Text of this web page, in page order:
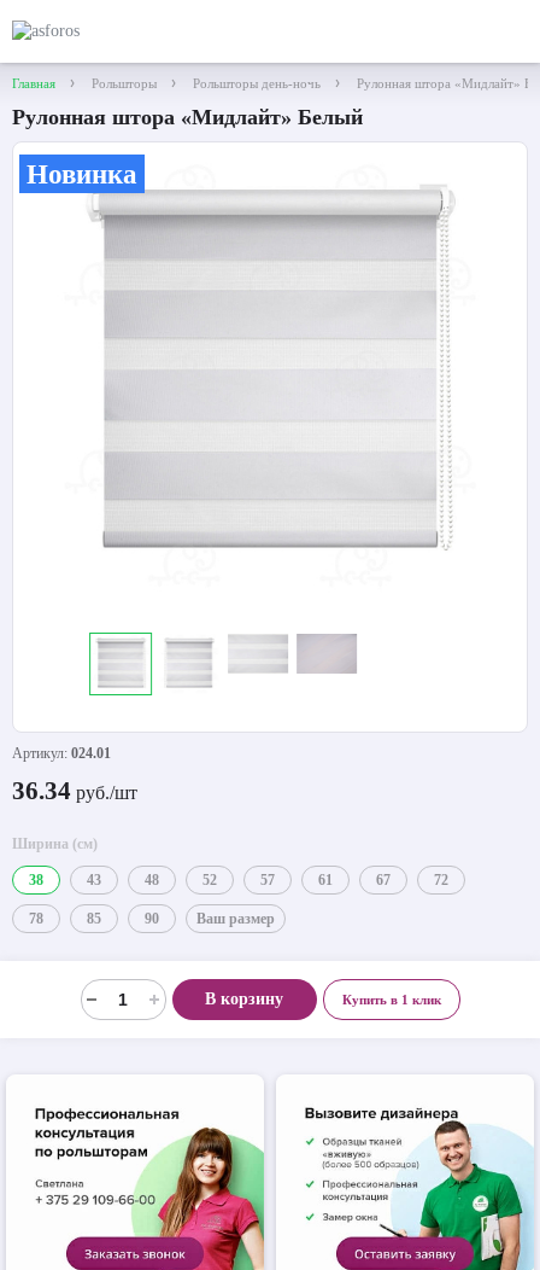
Главная Рольшторы Рольшторы день-ночь Рулонная штора «Мидлайт»
Рулонная штора «Мидлайт» Белый
Новинка
Артикул: 024.01
36.34 руб./шт
Ширина (см)
38 43 48 52 57 61 67 72
78 85 90 Ваш размер
В корзину Купить в 1 клик